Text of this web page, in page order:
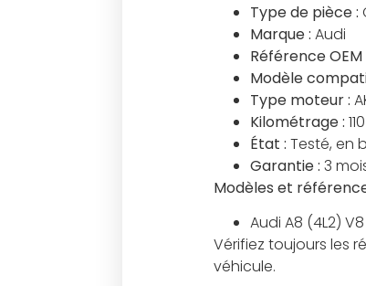
Type de pièce :
Marque : Audi
Référence OEM
Modèle
Type moteur :
Kilométrage :
État : Testé, en
Garantie : 3
Modèles et
Audi A8 (4L2)
Vérifiez toujours les
véhicule.